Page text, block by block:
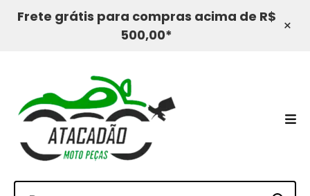
Frete grátis para compras acima de R$
500,00*
×